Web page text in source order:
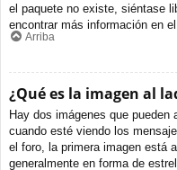
el paquete no existe, siéntase
encontrar más información en
Arriba
¿Qué es la imagen al
Hay dos imágenes que pueden
cuando esté viendo los
el foro, la primera imagen está
generalmente en forma de